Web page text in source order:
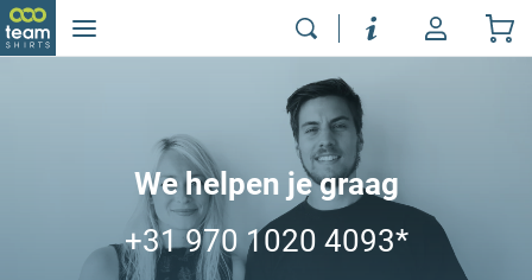
We helpen je graag
+31 970 1020 4093*